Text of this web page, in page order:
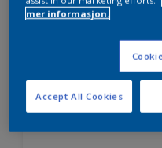
Nordsjö Professional
mer informasjon.
Accept All Cookies